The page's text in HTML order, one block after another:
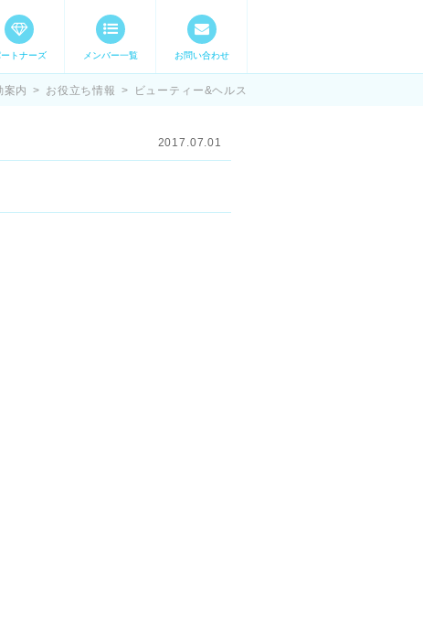
マステ スキル・
ートナーズ メンバー一覧 お問い合わせ
案内 > お役立ち情報 > ビューティー&ヘルス
2017.07.01